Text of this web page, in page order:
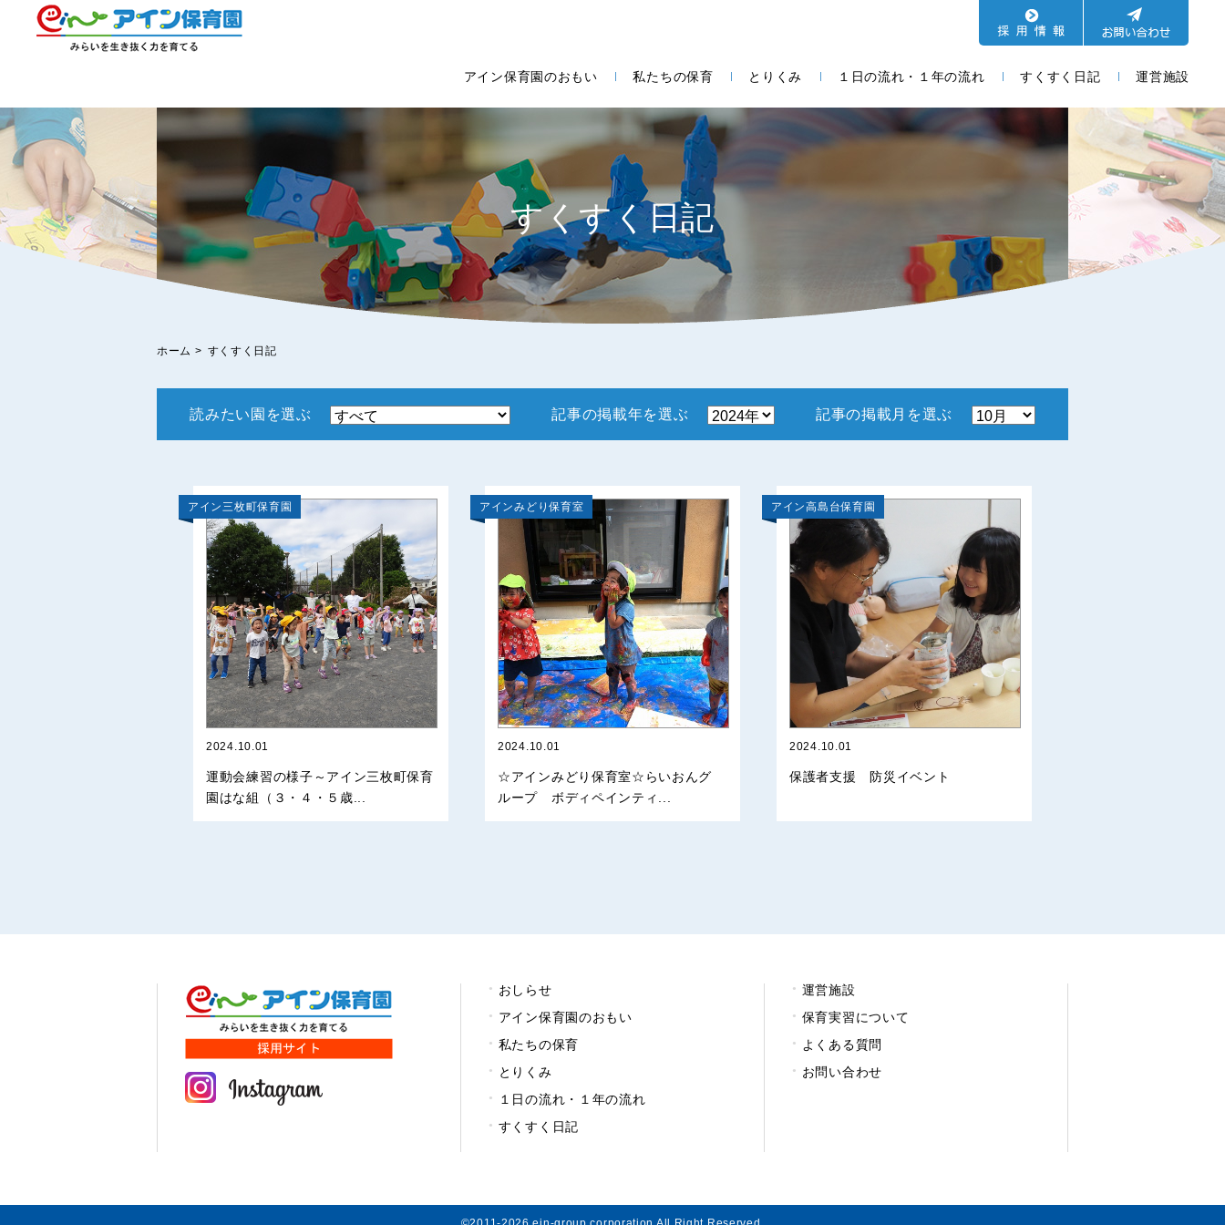
アイン保育園のおもい 私たちの保育 とりくみ １日の流れ・１年の流れ すくすく日記 運営施設
すくすく日記
ホーム > すくすく日記
読みたい園を選ぶ 記事の掲載年を選ぶ 記事の掲載月を選ぶ
アイン三枚町保育園
2024.10.01
運動会練習の様子～アイン三枚町保育
園はな組（３・４・５歳...
アインみどり保育室
2024.10.01
☆アインみどり保育室☆らいおんグ
ループ ボディペインティ...
アイン高島台保育園
2024.10.01
保護者支援 防災イベント
おしらせ
アイン保育園のおもい
私たちの保育
とりくみ
１日の流れ・１年の流れ
すくすく日記
運営施設
保育実習について
よくある質問
お問い合わせ